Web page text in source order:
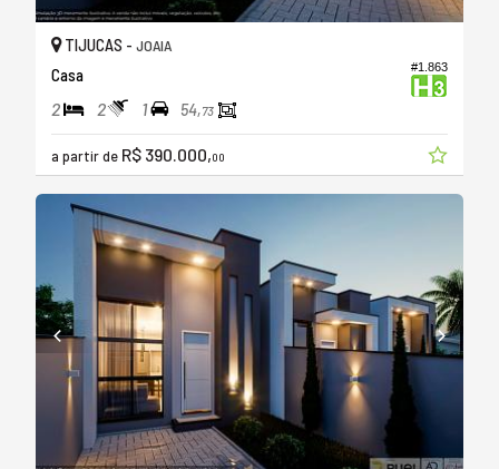
#1.863
TIJUCAS - JOAIA
Casa
2 2 1 54,73
a partir de R$ 390.000,00